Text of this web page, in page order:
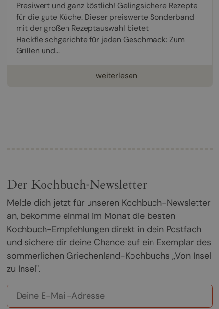
Presiwert und ganz köstlich! Gelingsichere Rezepte
für die gute Küche. Dieser preiswerte Sonderband
mit der großen Rezeptauswahl bietet
Hackfleischgerichte für jeden Geschmack: Zum
Grillen und...
weiterlesen
Der Kochbuch-Newsletter
Melde dich jetzt für unseren Kochbuch-Newsletter
an, bekomme einmal im Monat die besten
Kochbuch-Empfehlungen direkt in dein Postfach
und sichere dir deine Chance auf ein Exemplar des
sommerlichen Griechenland-Kochbuchs „Von Insel
zu Insel".